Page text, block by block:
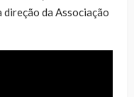
direção da Associação